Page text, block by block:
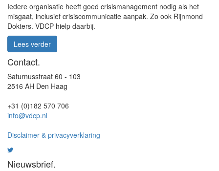
Iedere organisatie heeft goed crisismanagement nodig als het
misgaat, inclusief crisiscommunicatie aanpak. Zo ook Rijnmond
Dokters. VDCP hielp daarbij.
Lees verder
Contact.
Saturnusstraat 60 - 103
2516 AH Den Haag
+31 (0)182 570 706
info@vdcp.nl
Disclaimer & privacyverklaring
Nieuwsbrief.